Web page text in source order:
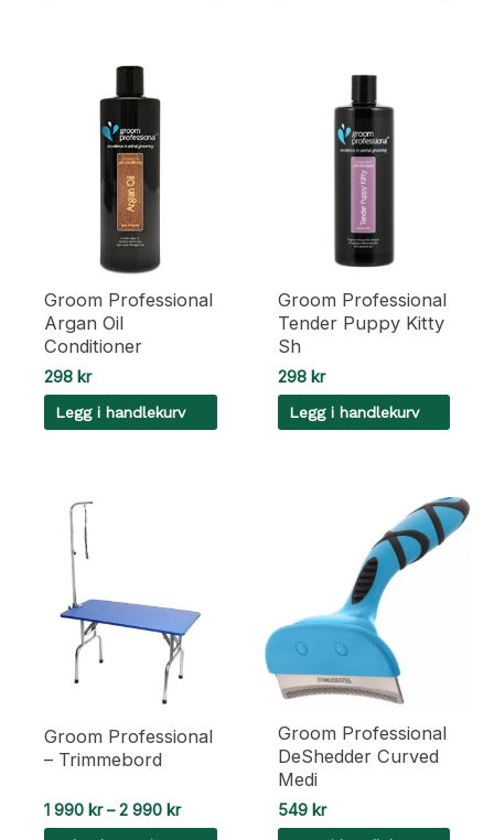
Groom Professional
Argan Oil
Conditioner
298 kr
Legg i handlekurv
Groom Professional
Tender Puppy Kitty
Sh
298 kr
Legg i handlekurv
Groom Professional
– Trimmebord
1 990 kr – 2 990 krPrisområde:
1
Groom Professional
DeShedder Curved
Medi
549 kr